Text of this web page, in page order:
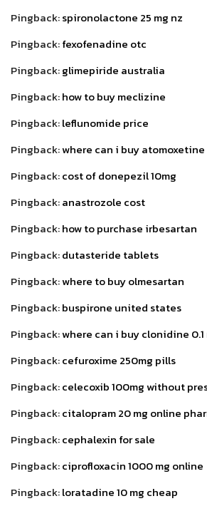
Pingback:spironolactone 25 mg nz
Pingback:fexofenadine otc
Pingback:glimepiride australia
Pingback:how to buy meclizine
Pingback:leflunomide price
Pingback:where can i buy atomoxetine
Pingback:cost of donepezil 10mg
Pingback:anastrozole cost
Pingback:how to purchase irbesartan
Pingback:dutasteride tablets
Pingback:where to buy olmesartan
Pingback:buspirone united states
Pingback:where can i buy clonidine 0.1
Pingback:cefuroxime 250mg pills
Pingback:celecoxib 100mg without
Pingback:citalopram 20 mg online
Pingback:cephalexin for sale
Pingback:ciprofloxacin 1000 mg online
Pingback:loratadine 10 mg cheap